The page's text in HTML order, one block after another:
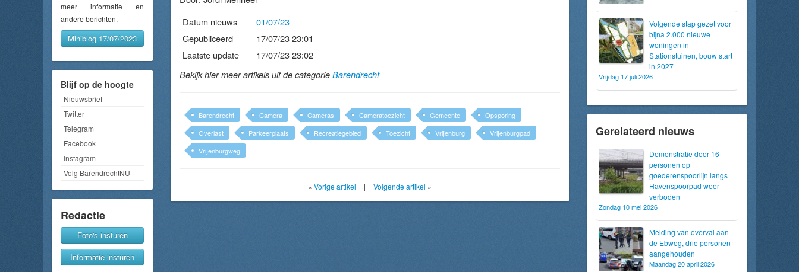
meer informatie en
andere berichten.
Miniblog 17/07/2023
Blijf op de hoogte
Nieuwsbrief
Twitter
Telegram
Facebook
Instagram
Volg BarendrechtNU
Redactie
Foto's insturen
Informatie insturen
Datum nieuws
01/07/23
Gepubliceerd
17/07/23 23:01
Laatste update
17/07/23 23:02
Bekijk hier meer artikels uit de categorie Barendrecht
Barendrecht Camera Cameras Cameratoezicht Gemeente
Opsporing
Overlast
Parkeerplaats Recreatiegebied Toezicht Vrijenburg
Vrijenburgpad
Vrijenburgweg
« Vorige artikel | Volgende artikel »
Volgende stap gezet voor
bijna 2.000 nieuwe
woningen in
Stationstuinen, bouw start
in 2027
Vrijdag 17 juli 2026
Gerelateerd nieuws
Demonstratie door 16
personen op
goederenspoorlijn langs
Havenspoorpad weer
verboden
Zondag 10 mei 2026
Melding van overval aan
de Ebweg, drie personen
aangehouden
Maandag 20 april 2026